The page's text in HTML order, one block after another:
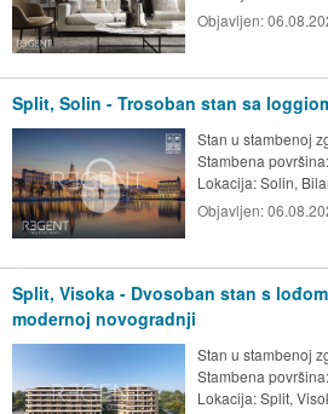
Objavljen:
Split, Solin - Trosoban stan sa
Stan u stambenoj
Stambena
Lokacija:Solin,
Objavljen:
Split, Visoka - Dvosoban stan s
modernoj novogradnji
Stan u stambenoj
Stambena
Lokacija:Split,